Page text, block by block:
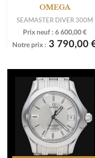
OMEGA
SEAMASTER DIVER 300M
Prix neuf : 6 600,00 €
Notre prix : 3 790,00